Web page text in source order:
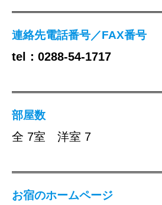
連絡先電話番号／FAX番号
tel：0288-54-1717
部屋数
全 7室 洋室 7
お宿のホームページ